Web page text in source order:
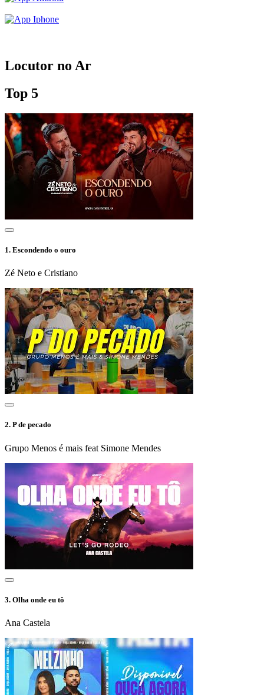
Locutor no Ar
Top 5
1. Escondendo o ouro
Zé Neto e Cristiano
2. P de pecado
Grupo Menos é mais feat Simone Mendes
3. Olha onde eu tô
Ana Castela